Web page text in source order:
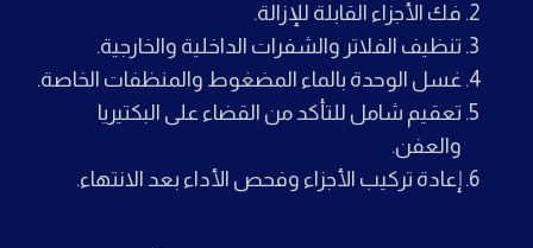
فك الأجزاء القابلة للإزالة.
تنظيف الفلاتر والشفرات الداخلية والخارجية.
غسل الوحدة بالماء المضغوط والمنظفات الخاصة.
تعقيم شامل للتأكد من القضاء على البكتيريا
والعفن.
إعادة تركيب الأجزاء وفحص الأداء بعد الانتهاء.